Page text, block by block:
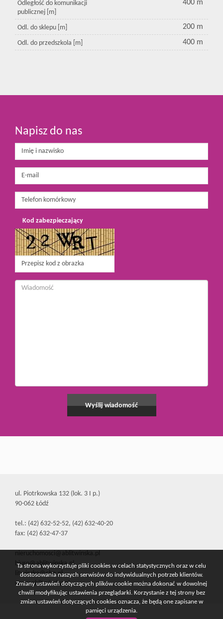
Odległość do komunikacji
publicznej [m]
400 m
Odl. do sklepu [m] 200 m
Odl. do przedszkola [m] 400 m
Napisz do nas
Kod zabezpieczający
ul. Piotrkowska 132 (lok. 3 I p.)
90-062 Łódź
tel.: (42) 632-52-52, (42) 632-40-20
fax: (42) 632-47-37
nieruchomosci@ablitwinska.pl
biuro@ablitwinska.pl
litwinska@cbn.pl
www.ablitwinska.pl
Ta strona wykorzystuje pliki cookies w celach statystycznych oraz w celu
dostosowania naszych serwisów do indywidualnych potrzeb klientów.
Zmiany ustawień dotyczących plików cookie można dokonać w dowolnej
chwili modyfikując ustawienia przeglądarki. Korzystanie z tej strony bez
zmian ustawień dotyczących cookies oznacza, że będą one zapisane w
pamięci urządzenia.